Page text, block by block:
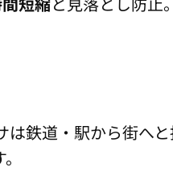
鉄道・駅から街へ